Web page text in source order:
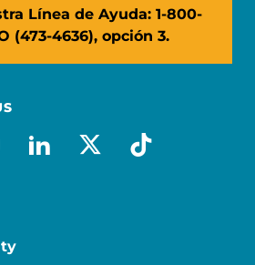
Línea de Ayuda: 1-800-
(473-4636), opción 3.
linkedin
x-socialtiktok